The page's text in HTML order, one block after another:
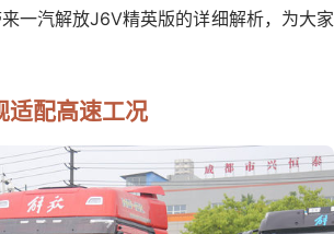
一汽解放J6V精英版的详细解析，为大家
适配高速工况